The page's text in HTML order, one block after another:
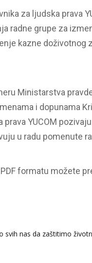
za ljudska prava
radne grupe za
kazne doživotnog
Ministarstva
i dopunama
prava YUCOM
u radu pomenute
formatu možete
svih nas da zaštitimo